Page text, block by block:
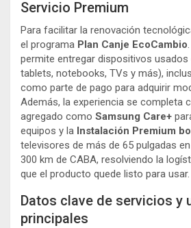
Servicio Premium
Para facilitar la renovación
el programa Plan Canje EcoCambio
permite entregar dispositivos
tablets, notebooks, TVs y más),
como parte de pago para adquirir
Además, la experiencia se completa
agregado como Samsung Care+
equipos y la Instalación Premium
televisores de más de 65 pulgadas
300 km de CABA, resolviendo la
que el producto quede listo para usar.
Datos clave de servicios y
principales